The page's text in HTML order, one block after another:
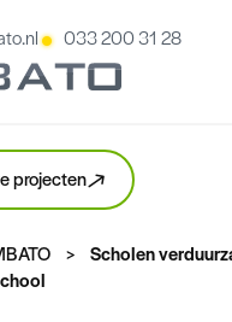
033 200 31 28
projecten
>
Scholen